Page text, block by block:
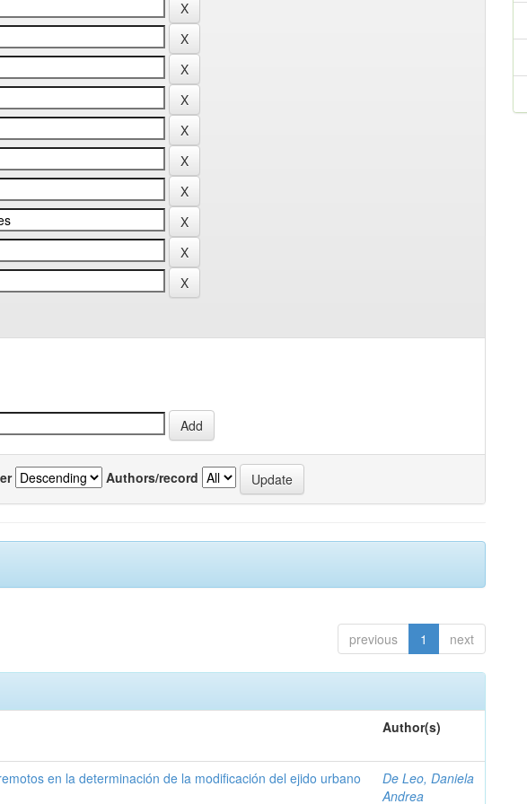
Authors/record
previous 1 next
Author(s)
en la determinación de la modificación del ejido urbano
De Leo, Daniela
Andrea